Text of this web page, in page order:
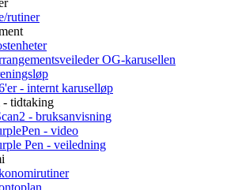
rutiner
OG-karusellen
- internt karuselløp
- tidtaking
- bruksanvisning
- video
Pen - veiledning